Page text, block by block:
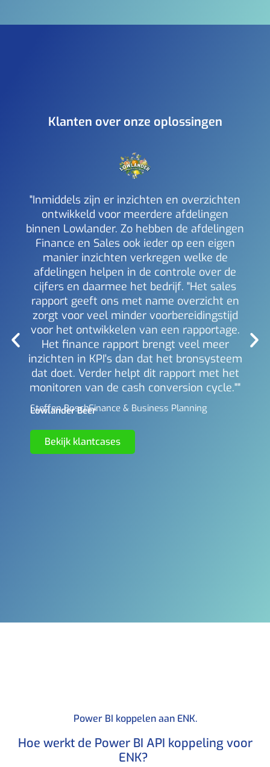
Klanten over onze oplossingen
"Inmiddels zijn er inzichten en overzichten
ontwikkeld voor meerdere afdelingen
binnen Lowlander. Zo hebben de afdelingen
Finance en Sales ook ieder op een eigen
manier inzichten verkregen welke de
afdelingen helpen in de controle over de
cijfers en daarmee het bedrijf. "Het sales
rapport geeft ons met name overzicht en
zorgt voor veel minder voorbereidingstijd
voor het ontwikkelen van een rapportage.
Het finance rapport brengt veel meer
inzichten in KPI's dan dat het bronsysteem
dat doet. Verder helpt dit rapport met het
monitoren van de cash conversion cycle.""
Steffen Bosch -Finance & Business Planning
Lowlander Beer
Bekijk klantcases
Power BI koppelen aan ENK.​
Hoe werkt de Power BI API koppeling voor
ENK? ​